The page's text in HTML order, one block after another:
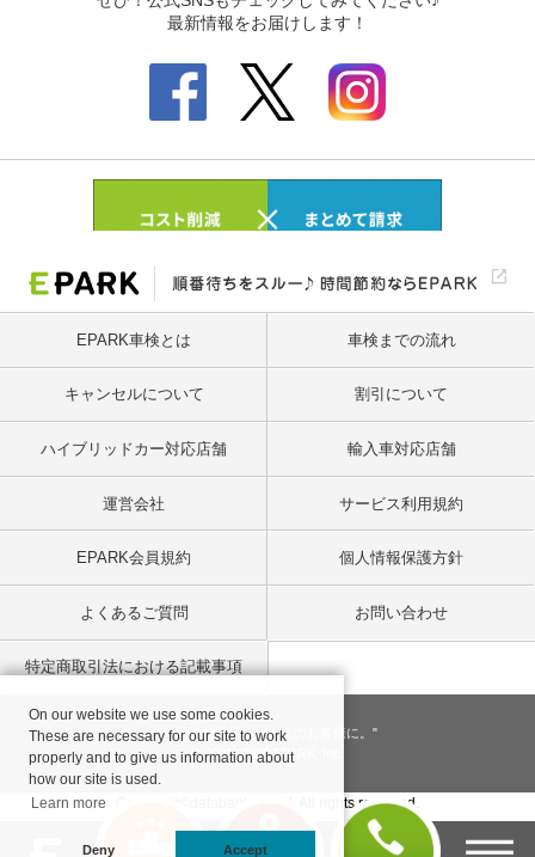
EPARK車検とは 車検までの流れ
キャンセルについて 割引について
ハイブリッドカー対応店舗 輸入車対応店舗
運営会社 サービス利用規約
EPARK会員規約 個人情報保護方針
よくあるご質問 お問い合わせ
特定商取引法における記載事項
"一回のお客様を、一生のお客様に。"
© 2001- 2026 EPARK, Inc.
Copyright©databank co, ltd. All rights reserved.
On our website we use some cookies.
These are necessary for our site to work
properly and to give us information about
how our site is used.
Learn more
Deny Accept